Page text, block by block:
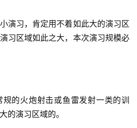
演习，肯定用不着如此大的演习区
习区域如此之大，本次演习规模必
的火炮射击或鱼雷发射一类的训
的演习区域的。